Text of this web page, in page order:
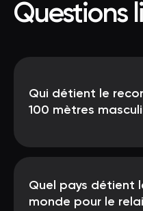
Questions
Qui détient le
100 mètres
Quel pays détient
monde pour le